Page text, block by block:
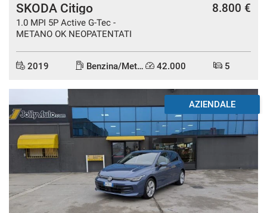
SKODA Citigo
1.0 MPI 5P Active G-Tec -
METANO OK NEOPATENTATI
8.800 €
2019 Benzina/Metano 42.000 5
DISPONIBILE